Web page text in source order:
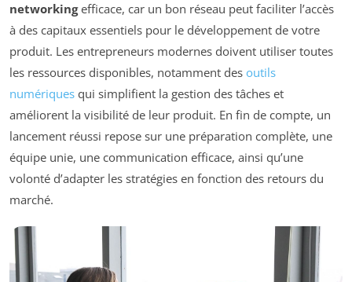
networkingefficace, car un bon réseau peut faciliter l’accès
à des capitaux essentiels pour le développement de votre
produit. Les entrepreneurs modernes doivent utiliser toutes
les ressources disponibles, notamment des outils
numériques qui simplifient la gestion des tâches et
améliorent la visibilité de leur produit. En fin de compte, un
lancement réussi repose sur une préparation complète, une
équipe unie, une communication efficace, ainsi qu’une
volonté d’adapter les stratégies en fonction des retours du
marché.